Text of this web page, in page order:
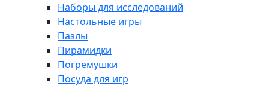
Наборы для исследований
Настольные игры
Пазлы
Пирамидки
Погремушки
Посуда для игр